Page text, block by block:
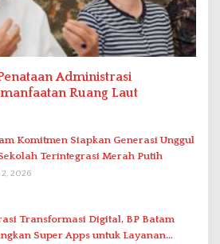
Administrasi
Ruang Laut
Komitmen Siapkan Generasi Unggul
Terintegrasi Merah Putih
2026
Transformasi Digital, BP Batam
Super Apps untuk Layanan